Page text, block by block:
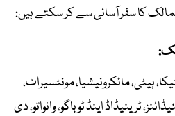
کا سفر آسانی سے کر سکتے ہیں:
ہیٹی، مائکرونیشیا، مونٹسیراٹ،
ٹرینیڈاڈ اینڈ ٹوباگو، وانواتو، دی